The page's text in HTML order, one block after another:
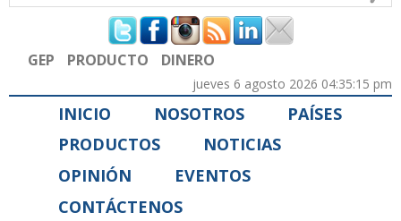
Formulario de búsqueda
GEP PRODUCTO DINERO
jueves 6 agosto 2026 04:35:15 pm
INICIO NOSOTROS
PAÍSES
PRODUCTOS
NOTICIAS
OPINIÓN
EVENTOS
CONTÁCTENOS